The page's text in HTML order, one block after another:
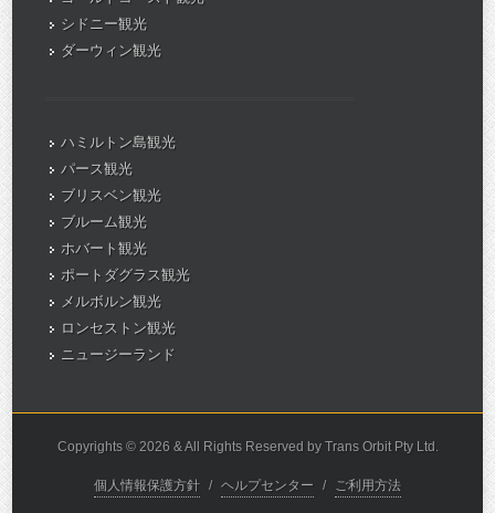
シドニー観光
ダーウィン観光
ハミルトン島観光
パース観光
ブリスベン観光
ブルーム観光
ホバート観光
ポートダグラス観光
メルボルン観光
ロンセストン観光
ニュージーランド
Copyrights © 2026 & All Rights Reserved by Trans Orbit Pty Ltd.
個人情報保護方針 / ヘルプセンター / ご利用方法